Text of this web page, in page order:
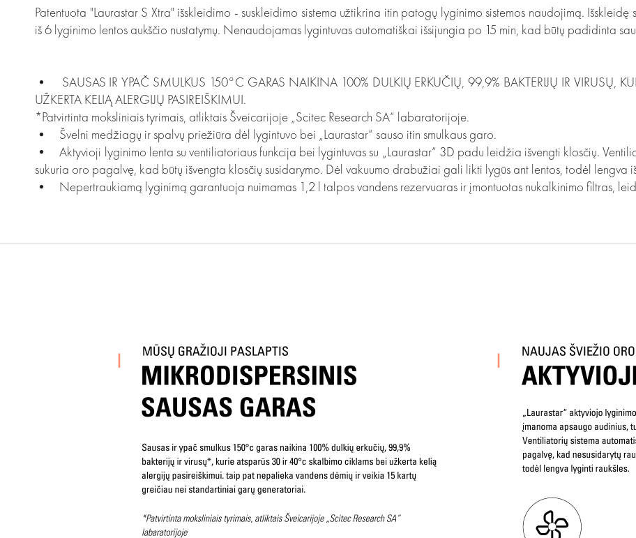
Patentuota "Laurastar S Xtra" išskleidimo - suskleidimo sistema užtikrina itin patogų lyginimo sistemos naudojimą.
iš 6 lyginimo lentos aukščio nustatymų. Nenaudojamas lygintuvas automatiškai išsijungia po 15 min, kad būtų padidinta
• SAUSAS IR YPAČ SMULKUS 150°C GARAS NAIKINA 100% DULKIŲ ERKUČIŲ, 99,9% BAKTERIJŲ IR VIRUSŲ,
UŽKERTA KELIĄ ALERGIJŲ PASIREIŠKIMUI.
*Patvirtinta moksliniais tyrimais, atliktais Šveicarijoje „Scitec Research SA“ labaratorijoje.
• Švelni medžiagų ir spalvų priežiūra dėl lygintuvo bei „Laurastar“ sauso itin smulkaus garo.
• Aktyvioji lyginimo lenta su ventiliatoriaus funkcija bei lygintuvas su „Laurastar“ 3D padu leidžia išvengti klosčių.
sukuria oro pagalvę, kad būtų išvengta klosčių susidarymo. Dėl vakuumo drabužiai gali likti lygūs ant lentos, todėl lengva
• Nepertraukiamą lyginimą garantuoja nuimamas 1,2 l talpos vandens rezervuaras ir įmontuotas nukalkinimo filtras,